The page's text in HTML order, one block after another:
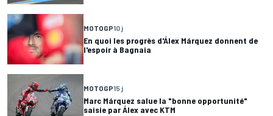
MOTOGP10 j
En quoi les progrès d'Álex Márquez donnent de
l'espoir à Bagnaia
MOTOGP15 j
Marc Márquez salue la "bonne opportunité"
saisie par Álex avec KTM